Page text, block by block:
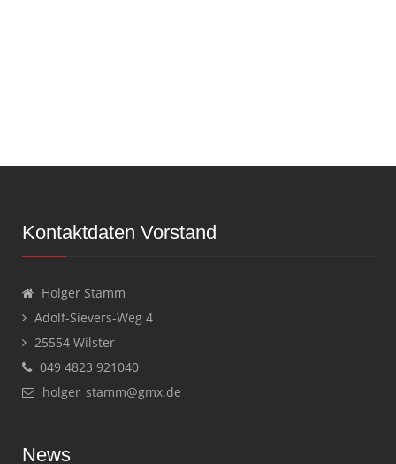
Kontaktdaten Vorstand
Holger Stamm
Adolf-Sievers-Weg 4
25554 Wilster
049 4823 921040
holger_stamm@gmx.de
News